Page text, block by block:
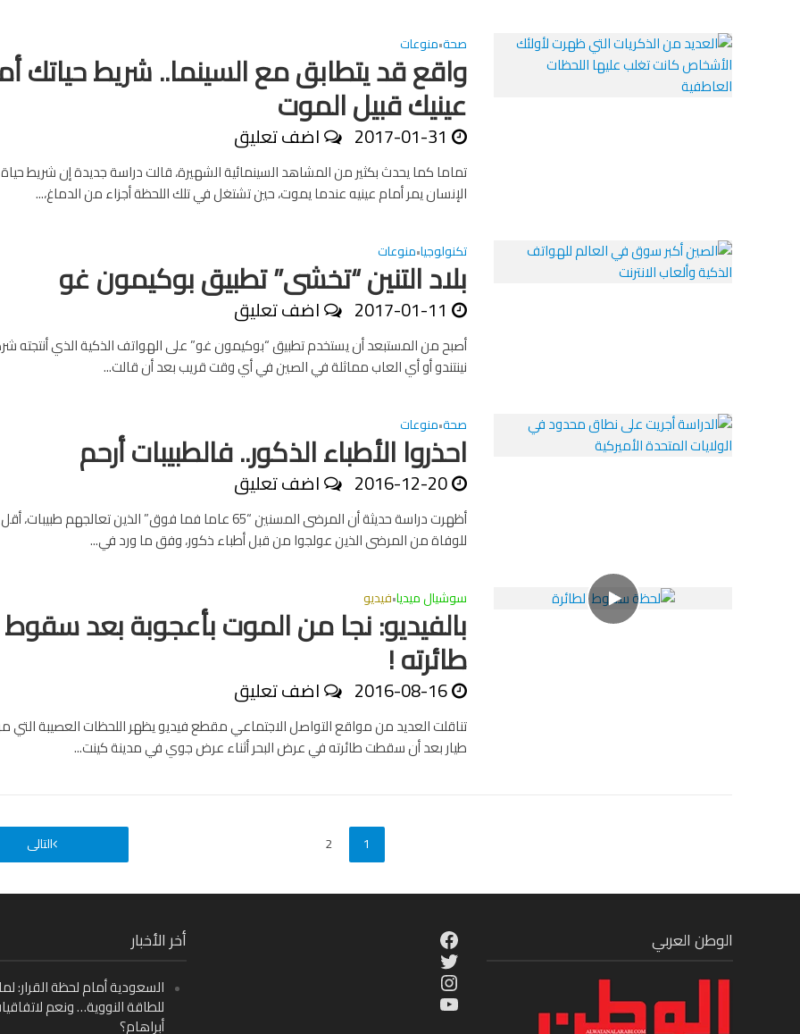
صحة•منوعات
واقع قد يتطابق مع السينما.. شريط حياتك
عينيك قبيل الموت
2017-01-31 اضف تعليق
تماما كما يحدث بكثير من المشاهد السينمائية الشهيرة، قالت دراسة جديدة إن شريط حياة
الإنسان يمر أمام عينيه عندما يموت، حين تشتغل في تلك اللحظة أجزاء من الدماغ،...
تكنولوجيا•منوعات
بلاد التنين “تخشى” تطبيق بوكيمون غو
2017-01-11 اضف تعليق
أصبح من المستبعد أن يستخدم تطبيق “بوكيمون غو” على الهواتف الذكية الذي أنتجته
نينتندو أو أي العاب مماثلة في الصين في أي وقت قريب بعد أن قالت...
صحة•منوعات
احذروا الأطباء الذكور.. فالطبيبات أرحم
2016-12-20 اضف تعليق
أظهرت دراسة حديثة أن المرضى المسنين “65 عاما فما فوق” الذين تعالجهم
للوفاة من المرضى الذين عولجوا من قبل أطباء ذكور، وفق ما ورد في...
سوشيال ميديا•فيديو
بالفيديو: نجا من الموت بأعجوبة بعد سقوط
طائرته !
2016-08-16 اضف تعليق
تناقلت العديد من مواقع التواصل الاجتماعي مقطع فيديو يظهر اللحظات العصيبة التي
طيار بعد أن سقطت طائرته في عرض البحر أثناء عرض جوي في مدينة كينت...
1
2 التالى
أخر الأخبار
السعودية أمام لحظة القرار:
للطاقة النووية… ونعم
أبراهام؟
Facebook
Twitter
Instagram
YouTube
الوطن العربي